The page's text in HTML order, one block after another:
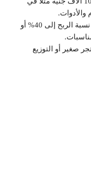
والأدوات.
• هامش الربح مرتفع نسبيًا؛ حيث قد تصل نسبة الربح إلى 40% أو
صغير أو التوزيع